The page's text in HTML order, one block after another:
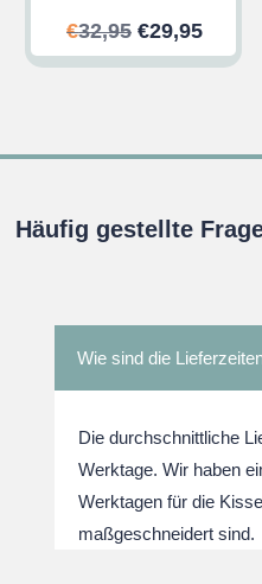
€32,95
Preis
€29,95
Preis
Häufig gestellte
Wie sind die
Die durchschnittliche
Werktage. Wir haben
Werktagen für die
maßgeschneidert sind.